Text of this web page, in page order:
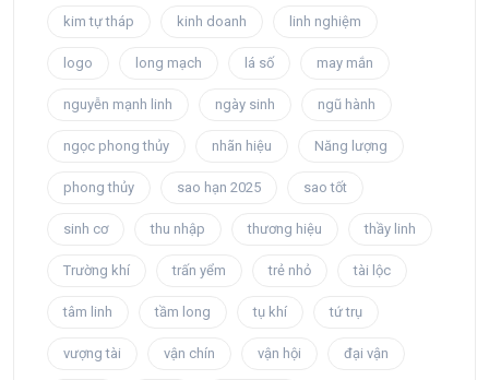
kim tự tháp kinh doanh linh nghiệm
logo long mạch lá số may mắn
nguyễn mạnh linh ngày sinh ngũ hành
ngọc phong thủy nhãn hiệu Năng lượng
phong thủy sao hạn 2025 sao tốt
sinh cơ thu nhập thương hiệu thầy linh
Trường khí trấn yểm trẻ nhỏ tài lộc
tâm linh tầm long tụ khí tứ trụ
vượng tài vận chín vận hội đại vận